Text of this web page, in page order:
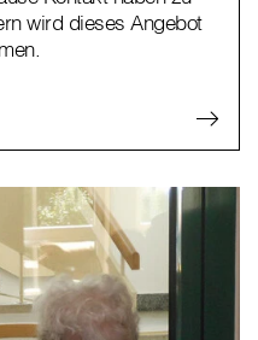
wird dieses Angebot